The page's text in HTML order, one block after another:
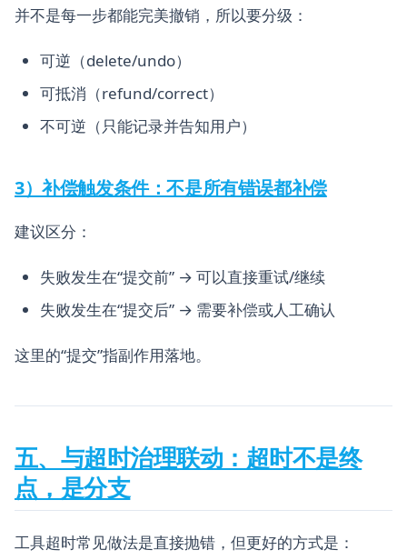
并不是每一步都能完美撤销，所以要分级：
可逆（delete/undo）
可抵消（refund/correct）
不可逆（只能记录并告知用户）
3）补偿触发条件：不是所有错误都补偿
建议区分：
失败发生在“提交前” → 可以直接重试/继续
失败发生在“提交后” → 需要补偿或人工确认
这里的“提交”指副作用落地。
五、与超时治理联动：超时不是终
点，是分支
工具超时常见做法是直接抛错，但更好的方式是：